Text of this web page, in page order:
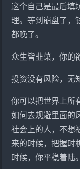
这个自己是最后填
理。等到崩盘了，
都晚了。
众生皆韭菜，你的
投资没有风险，无
你可以把世界上所
如何去规避里面的
社会上的人，不想
来的时候，把握时
时候，你平稳着陆